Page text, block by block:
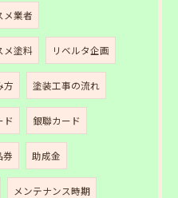
メ業者
メ塗料 リベルタ企画
方 塗装工事の流れ
ド 銀聯カード
券 助成金
メンテナンス時期